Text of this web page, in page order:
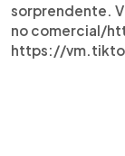
sorprendente.
no comercial/
https://